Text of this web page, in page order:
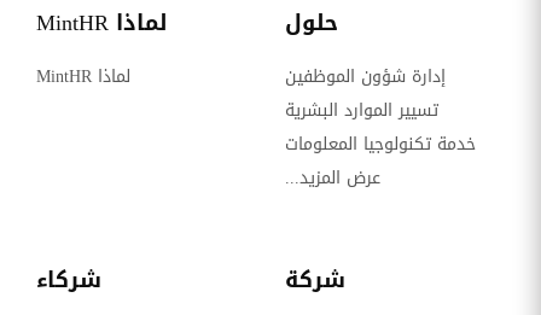
حلول
إدارة شؤون الموظفين
تسيير الموارد البشرية
خدمة تكنولوجيا المعلومات
عرض المزيد...
لماذا MintHR
لماذا MintHR
شركة شركاء